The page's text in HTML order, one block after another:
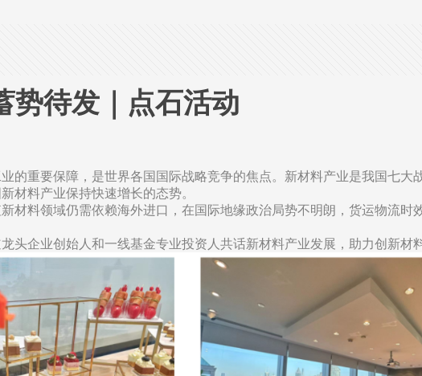
势待发｜点石活动
的重要保障，是世界各国国际战略竞争的焦点。新材料产业是我国七大
材料产业保持快速增长的态势。
材料领域仍需依赖海外进口，在国际地缘政治局势不明朗，货运物流时
头企业创始人和一线基金专业投资人共话新材料产业发展，助力创新材料